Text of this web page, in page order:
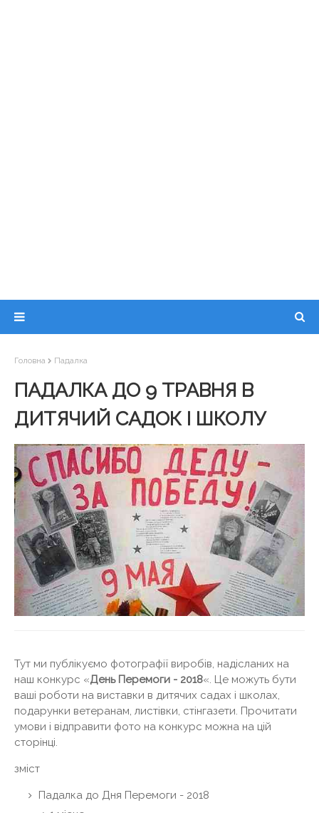
Головна Падалка
ПАДАЛКА ДО 9 ТРАВНЯ В
ДИТЯЧИЙ САДОК І ШКОЛУ
Тут ми публікуємо фотографії виробів, надісланих на
наш конкурс «День Перемоги - 2018«. Це можуть бути
ваші роботи на виставки в дитячих садах і школах,
подарунки ветеранам, листівки, стінгазети. Прочитати
умови і відправити фото на конкурс можна на цій
сторінці.
зміст
Падалка до Дня Перемоги - 2018